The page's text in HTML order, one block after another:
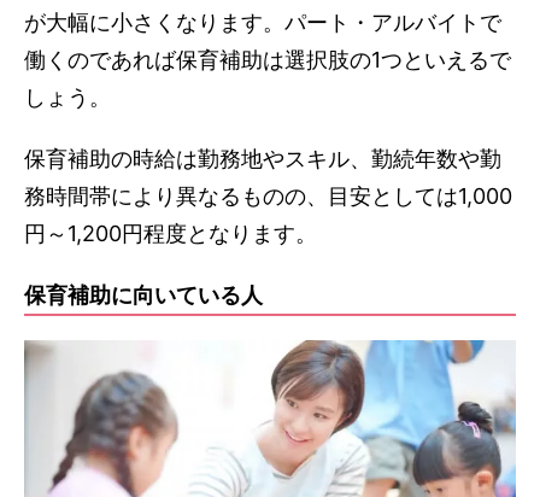
が大幅に小さくなります。パート・アルバイトで
働くのであれば保育補助は選択肢の1つといえるで
しょう。
保育補助の時給は勤務地やスキル、勤続年数や勤
務時間帯により異なるものの、目安としては1,000
円～1,200円程度となります。
保育補助に向いている人